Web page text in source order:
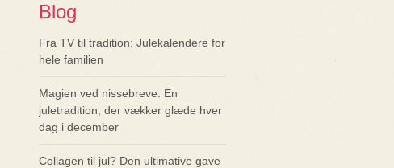
Blog
Fra TV til tradition: Julekalendere for
hele familien
Magien ved nissebreve: En
juletradition, der vækker glæde hver
dag i december
Collagen til jul? Den ultimative gave